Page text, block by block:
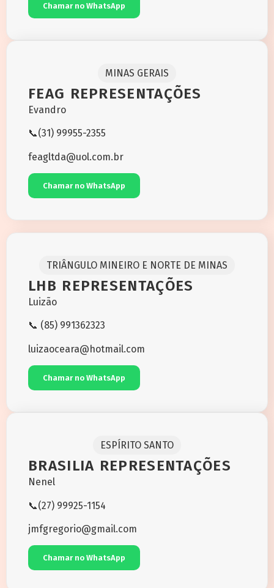
Chamar no WhatsApp
MINAS GERAIS
FEAG REPRESENTAÇÕES
Evandro
📞(31) 99955-2355
feagltda@uol.com.br
Chamar no WhatsApp
TRIÂNGULO MINEIRO E NORTE DE MINAS
LHB REPRESENTAÇÕES
Luizão
📞 (85) 991362323
luizaoceara@hotmail.com
Chamar no WhatsApp
ESPÍRITO SANTO
BRASILIA REPRESENTAÇÕES
Nenel
📞(27) 99925-1154
jmfgregorio@gmail.com
Chamar no WhatsApp